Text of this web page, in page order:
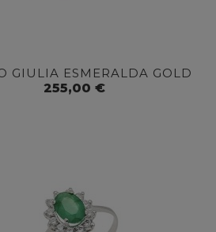
GIULIA ESMERALDA GOLD
255,00 €